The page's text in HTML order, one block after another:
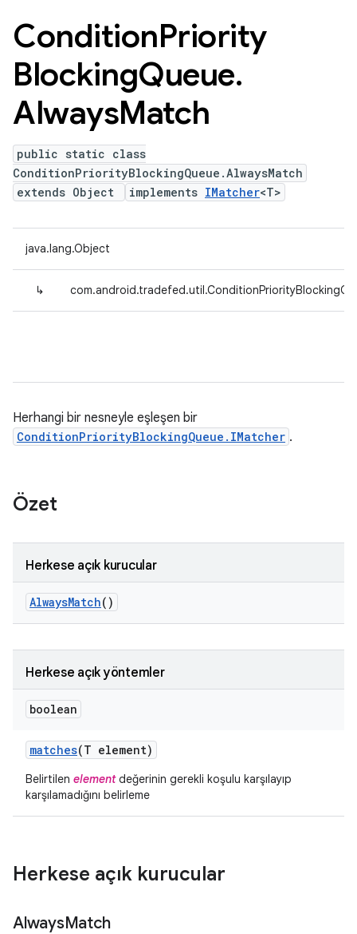
ConditionPriority
BlockingQueue.
AlwaysMatch
public static class
ConditionPriorityBlockingQueue.AlwaysMatch
extends Object
implements IMatcher<T>
java.lang.Object
↳
Herhangi bir nesneyle eşleşen bir
ConditionPriorityBlockingQueue.IMatcher .
Özet
Herkese açık kurucular
AlwaysMatch()
Herkese açık yöntemler
boolean
matches(T element)
Belirtilen elementdeğerinin gerekli koşulu karşılayıp
karşılamadığını belirleme
Herkese açık kurucular
AlwaysMatch